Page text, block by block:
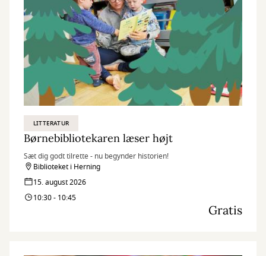
LITTERATUR
Børnebibliotekaren læser højt
Sæt dig godt tilrette - nu begynder historien!
Biblioteket i Herning
15. august 2026
10:30 - 10:45
Gratis